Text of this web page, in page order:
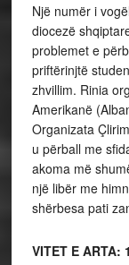
Një numër i
diocezë
problemet e
priftërinjtë
zhvillim. Rinia
Amerikanë
Organizata
u përball me
akoma më
një libër me
shërbesa pati
VITET E ARTA: